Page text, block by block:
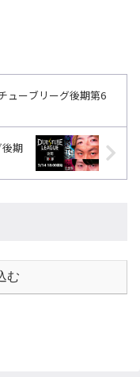
チューブリーグ後期第6
後期
む